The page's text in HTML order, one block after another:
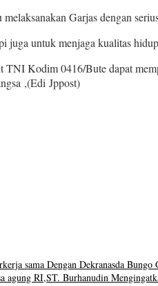
Garjas dengan
untuk menjaga kualitas
Kodim 0416/Bute dapat
,(Edi Jppost)
sama Dengan Dekranasda
RI,ST. Burhanudin